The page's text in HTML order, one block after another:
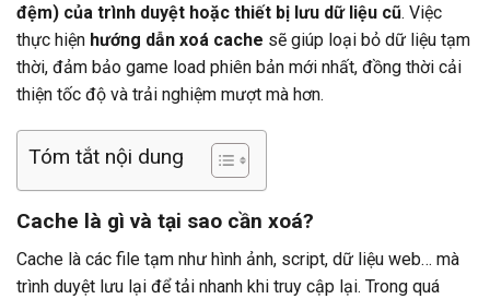
đệm) của trình duyệt hoặc thiết bị lưu dữ liệu cũ. Việc
thực hiện hướng dẫn xoá cache sẽ giúp loại bỏ dữ liệu tạm
thời, đảm bảo game load phiên bản mới nhất, đồng thời cải
thiện tốc độ và trải nghiệm mượt mà hơn.
Tóm tắt nội dung
Cache là gì và tại sao cần xoá?
Cache là các file tạm như hình ảnh, script, dữ liệu web… mà
trình duyệt lưu lại để tải nhanh khi truy cập lại. Trong quá